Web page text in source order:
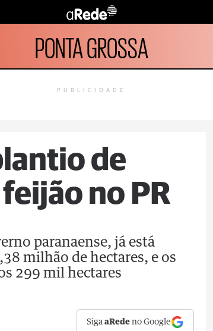
PONTA GROSSA
PUBLICIDADE
de
no PR
paranaense, já está
milhão de hectares, e os
299 mil hectares
SigaaRede no Google